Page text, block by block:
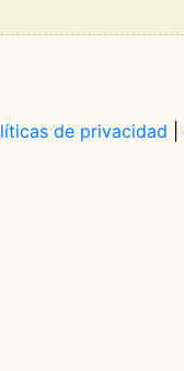
de privacidad